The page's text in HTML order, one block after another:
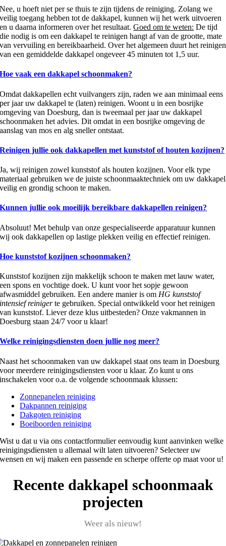
Nee, u hoeft niet per se thuis te zijn tijdens de reiniging. Zolang we
veilig toegang hebben tot de dakkapel, kunnen wij het werk uitvoeren
en u daarna informeren over het resultaat.Goed om te weten: De tijd
die nodig is om een dakkapel te reinigen hangt af van de grootte, mate
van vervuiling en bereikbaarheid. Over het algemeen duurt het reinigen
van een gemiddelde dakkapel ongeveer 45 minuten tot 1,5 uur.
Hoe vaak een dakkapel schoonmaken?
Omdat dakkapellen echt vuilvangers zijn, raden we aan minimaal eens
per jaar uw dakkapel te (laten) reinigen. Woont u in een bosrijke
omgeving van Doesburg, dan is tweemaal per jaar uw dakkapel
schoonmaken het advies. Dit omdat in een bosrijke omgeving de
aanslag van mos en alg sneller ontstaat.
Reinigen jullie ook dakkapellen met kunststof of houten kozijnen?
Ja, wij reinigen zowel kunststof als houten kozijnen. Voor elk type
materiaal gebruiken we de juiste schoonmaaktechniek om uw dakkapel
veilig en grondig schoon te maken.
Kunnen jullie ook moeilijk bereikbare dakkapellen reinigen?
Absoluut! Met behulp van onze gespecialiseerde apparatuur kunnen
wij ook dakkapellen op lastige plekken veilig en effectief reinigen.
Hoe kunststof kozijnen schoonmaken?
Kunststof kozijnen zijn makkelijk schoon te maken met lauw water,
een spons en vochtige doek. U kunt voor het sopje gewoon
afwasmiddel gebruiken. Een andere manier is om HG kunststof
intensief reinigerte gebruiken. Special ontwikkeld voor het reinigen
van kunststof. Liever deze klus uitbesteden? Onze vakmannen in
Doesburg staan 24/7 voor u klaar!
Welke reinigingsdiensten doen jullie nog meer?
Naast het schoonmaken van uw dakkapel staat ons team in Doesburg
voor meerdere reinigingsdiensten voor u klaar. Zo kunt u ons
inschakelen voor o.a. de volgende schoonmaak klussen:
Zonnepanelen reiniging
Dakpannen reiniging
Dakgoten reiniging
Boeiboorden reiniging
Wist u dat u via ons contactformulier eenvoudig kunt aanvinken welke
reinigingsdiensten u allemaal wilt laten uitvoeren? Selecteer uw
wensen en wij maken een passende en scherpe offerte op maat voor u!
Recente dakkapel schoonmaak
projecten
Weer als nieuw!